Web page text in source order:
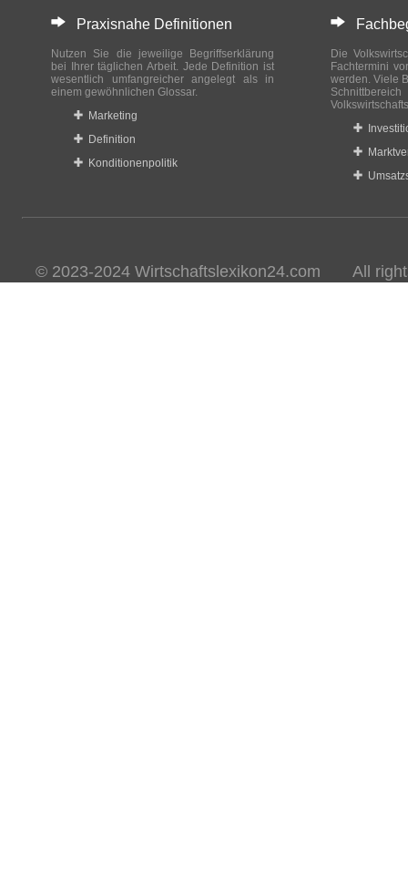
Praxisnahe Definitionen
Nutzen Sie die jeweilige Begriffserklärung
bei Ihrer täglichen Arbeit. Jede Definition ist
wesentlich umfangreicher angelegt als in
einem gewöhnlichen Glossar.
Marketing
Definition
Konditionenpolitik
Die
Fachtermini
werden. Viele
© 2023-2024 Wirtschaftslexikon24.com All